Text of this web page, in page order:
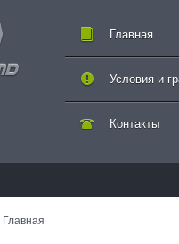
Главная
Контакты
Условия и
Главная